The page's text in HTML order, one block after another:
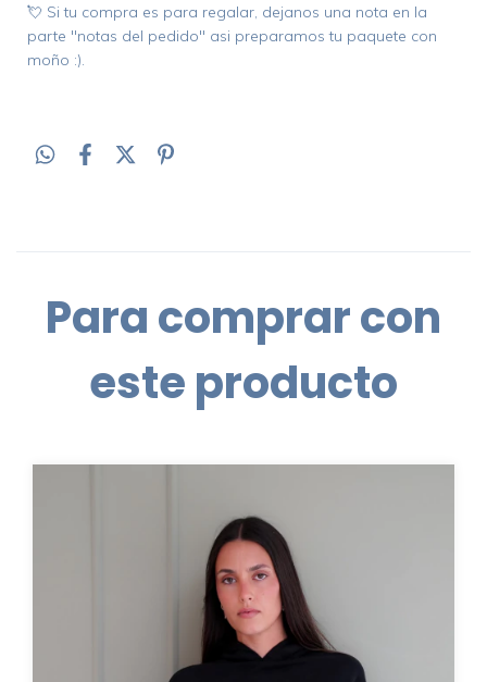
💘 Si tu compra es para regalar, dejanos una nota en la
parte "notas del pedido" asi preparamos tu paquete con
moño :).
Para comprar con
este producto